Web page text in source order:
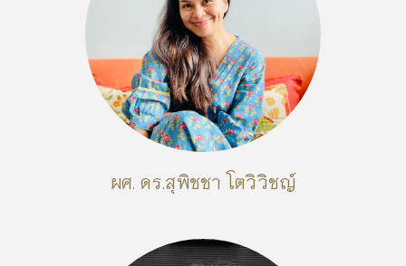
ผศ. ดร.สุพิชชา โตวิวิชญ์